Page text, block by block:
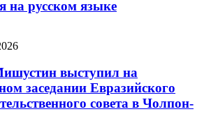
на русском языке
выступил на
заседании Евразийского
совета в Чолпон-